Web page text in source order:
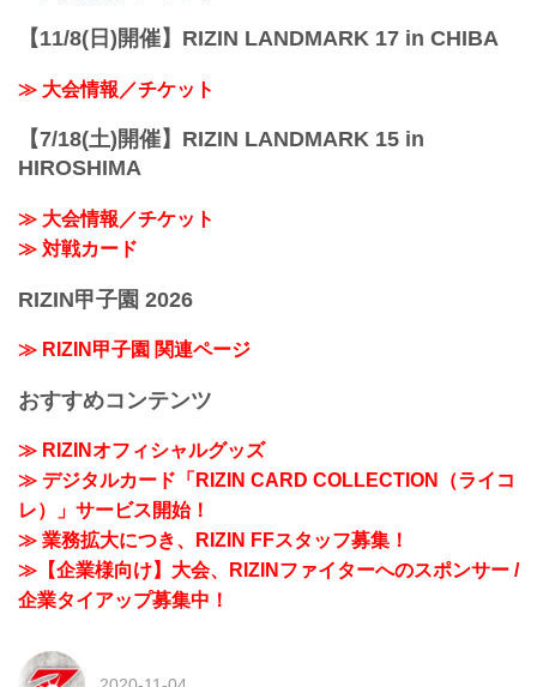
【11/8(日)開催】RIZIN LANDMARK 17 in CHIBA
≫ 大会情報／チケット
【7/18(土)開催】RIZIN LANDMARK 15 in
HIROSHIMA
≫ 大会情報／チケット
≫ 対戦カード
RIZIN甲子園 2026
≫ RIZIN甲子園 関連ページ
おすすめコンテンツ
≫ RIZINオフィシャルグッズ
≫ デジタルカード「RIZIN CARD COLLECTION（ライコ
レ）」サービス開始！
≫ 業務拡大につき、RIZIN FFスタッフ募集！
≫【企業様向け】大会、RIZINファイターへのスポンサー /
企業タイアップ募集中！